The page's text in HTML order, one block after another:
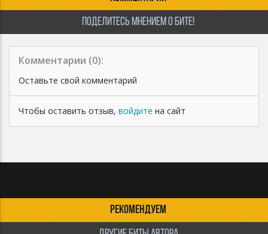
ПОДЕЛИТЕСЬ МНЕНИЕМ О БИТЕ!
Комментарии (0):
Оставьте свой комментарий
Чтобы оставить отзыв, войдите на сайт
РЕКОМЕНДУЕМ